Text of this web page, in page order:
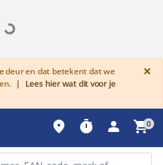
deur en dat betekent dat we
|
Lees hier wat dit voor je
×
place timer person shopping_cart0